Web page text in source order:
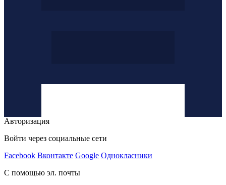
Авторизация
Войти через социальные сети
Facebook Вконтакте Google Однокласники
С помощью эл. почты